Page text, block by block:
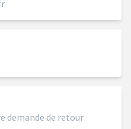
demande de retour